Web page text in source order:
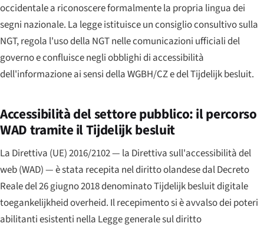
occidentale a riconoscere formalmente la propria lingua dei
segni nazionale. La legge istituisce un consiglio consultivo sulla
NGT, regola l'uso della NGT nelle comunicazioni ufficiali del
governo e confluisce negli obblighi di accessibilità
dell'informazione ai sensi della WGBH/CZ e del Tijdelijk besluit.
Accessibilità del settore pubblico: il percorso
WAD tramite il Tijdelijk besluit
La Direttiva (UE) 2016/2102 — la Direttiva sull'accessibilità del
web (WAD) — è stata recepita nel diritto olandese dal Decreto
Reale del 26 giugno 2018 denominatoTijdelijk besluit digitale
toegankelijkheid overheid. Il recepimento si è avvalso dei poteri
abilitanti esistenti nella Legge generale sul diritto